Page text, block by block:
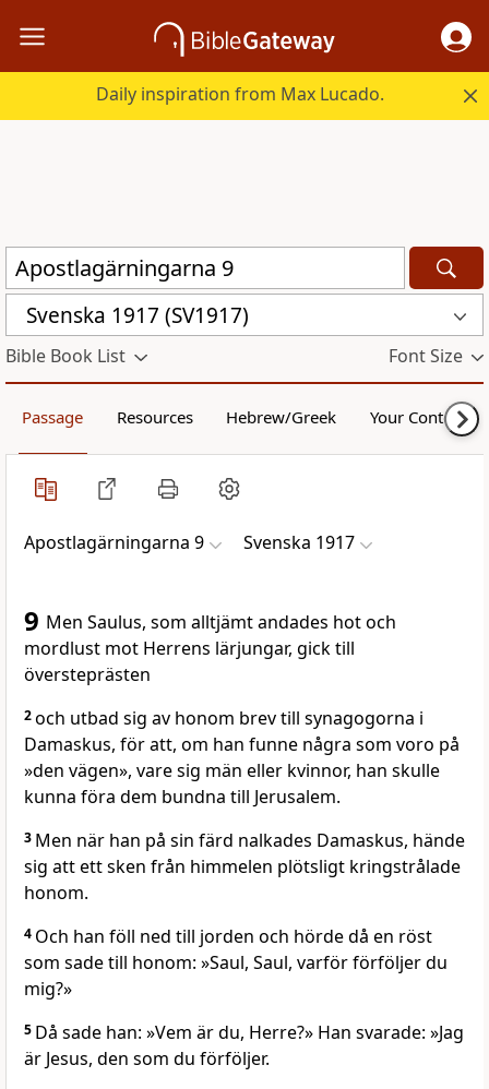
Daily inspiration from Max Lucado.
Svenska 1917 (SV1917)
Bible Book List Font Size
Passage Resources Hebrew/Greek Your Content
Apostlagärningarna 9 Svenska 1917
9 Men Saulus, som alltjämt andades hot och
mordlust mot Herrens lärjungar, gick till
översteprästen
2och utbad sig av honom brev till synagogorna i
Damaskus, för att, om han funne några som voro på
»den vägen», vare sig män eller kvinnor, han skulle
kunna föra dem bundna till Jerusalem.
3 Men när han på sin färd nalkades Damaskus, hände
sig att ett sken från himmelen plötsligt kringstrålade
honom.
4 Och han föll ned till jorden och hörde då en röst
som sade till honom: »Saul, Saul, varför förföljer du
mig?»
5 Då sade han: »Vem är du, Herre?» Han svarade: »Jag
är Jesus, den som du förföljer.